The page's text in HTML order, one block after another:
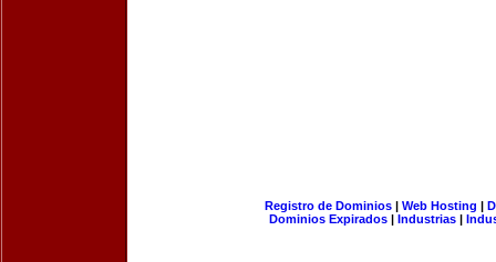
Registro de Dominios| Web Hosting |
Dominios Expirados | Industrias |